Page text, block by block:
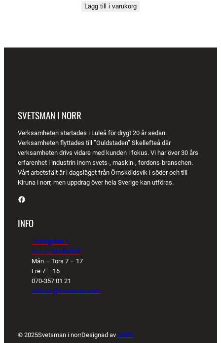
Lägg till i varukorg
SVETSMAN I NORR
Verksamheten startades i Luleå för drygt 20 år sedan.
Verksamheten flyttades till ”Guldstaden” Skellefteå där
verksamheten drivs vidare med kunden i fokus. Vi har över 30 års
erfarenhet i industrin inom svets-, maskin-, fordons-branschen.
Vårt arbetsfält är i dagsläget från Örnsköldsvik i söder och till
Kiruna i norr, men uppdrag över hela Sverige kan utföras.
Facebook
INFO
Truckgatan 1,
931 27 Skellefteå
Mån – Tors 7 – 17
Fre 7 – 16
070-357 01 21
christer@svetsman.com
© 2025Svetsman i norrDesignad av SNPS